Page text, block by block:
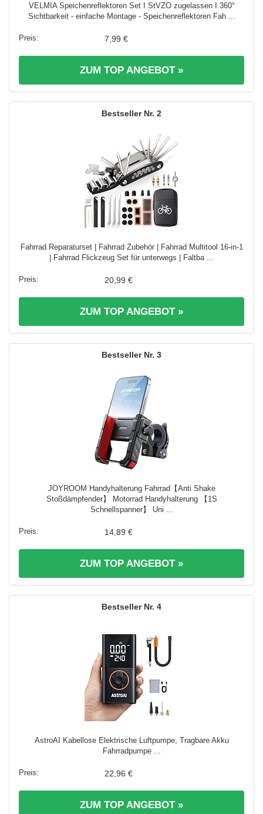
VELMIA Speichenreflektoren Set I StVZO zugelassen I 360°
Sichtbarkeit - einfache Montage - Speichenreflektoren Fah ...
7,99 €
ZUM TOP ANGEBOT »
2
Fahrrad Reparaturset | Fahrrad Zubehör | Fahrrad Multitool 16-in-1
| Fahrrad Flickzeug Set für unterwegs | Faltba ...
20,99 €
ZUM TOP ANGEBOT »
3
JOYROOM Handyhalterung Fahrrad【Anti Shake
Stoßdämpfender】 Motorrad Handyhalterung 【1S
Schnellspanner】 Uni ...
14,89 €
ZUM TOP ANGEBOT »
4
AstroAI Kabellose Elektrische Luftpumpe, Tragbare Akku
Fahrradpumpe ...
22,96 €
ZUM TOP ANGEBOT »